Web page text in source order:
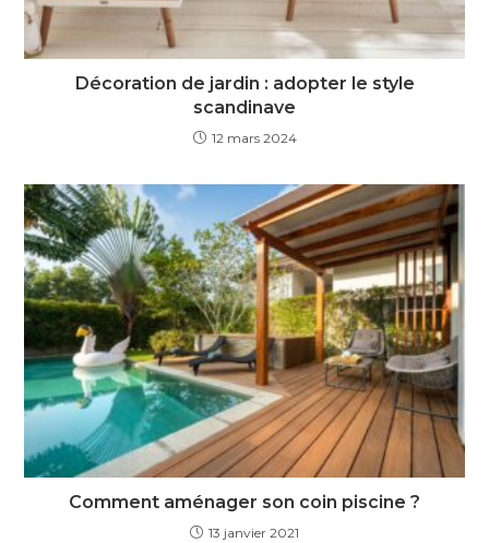
Décoration de jardin : adopter le style
scandinave
12 mars 2024
Comment aménager son coin piscine ?
13 janvier 2021